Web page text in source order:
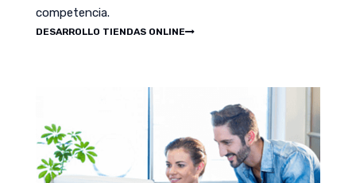
competencia.
DESARROLLO TIENDAS ONLINE